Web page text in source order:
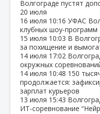
Волгограде пустят
20 июля
16 июля 10:16 УФАС
клубных шоу‑программ
15 июля 10:03 В
за похищение и
14 июля 17:02
окружных
14 июля 10:48 150
продолжается:
зарплат курьеров
13 июля 15:43
ИТ‑соревнование